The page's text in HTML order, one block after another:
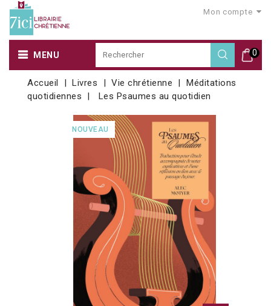
Mon compte
0
MENU
Accueil Livres Vie chrétienne
Méditations
quotidiennes
Les Psaumes au quotidien
NOUVEAU